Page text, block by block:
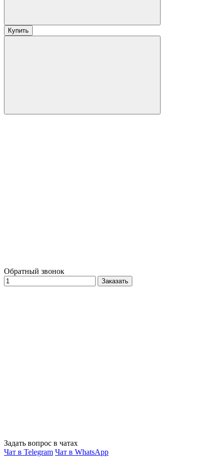
Купить
Обратный звонок
Заказать
Задать вопрос в чатах
Чат в Telegram Чат в WhatsApp